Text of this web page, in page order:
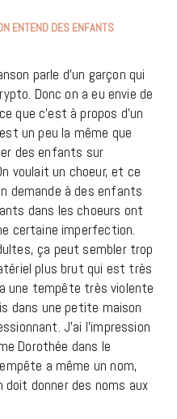
ENTEND DES ENFANTS
parle d’un garçon qui
Donc on a eu envie de
que c’est à propos d’un
un peu la même que
des enfants sur
voulait un choeur, et ce
demande à des enfants
dans les choeurs ont
certaine imperfection.
ça peut sembler trop
plus brut qui est très
une tempête très violente
dans une petite maison
J’ai l’impression
Dorothée dans le
a même un nom,
donner des noms aux